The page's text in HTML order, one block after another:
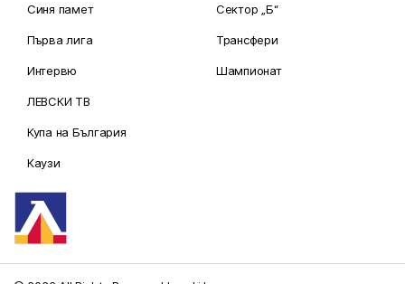
Синя памет
Първа лига
Интервю
ЛЕВСКИ ТВ
Купа на България
Каузи
Сектор „Б“
Трансфери
Шампионат